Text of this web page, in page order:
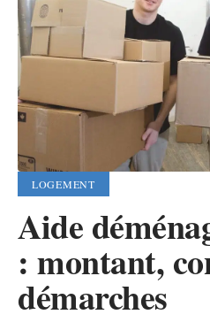
LOGEMENT
Aide
: montant,
démarches